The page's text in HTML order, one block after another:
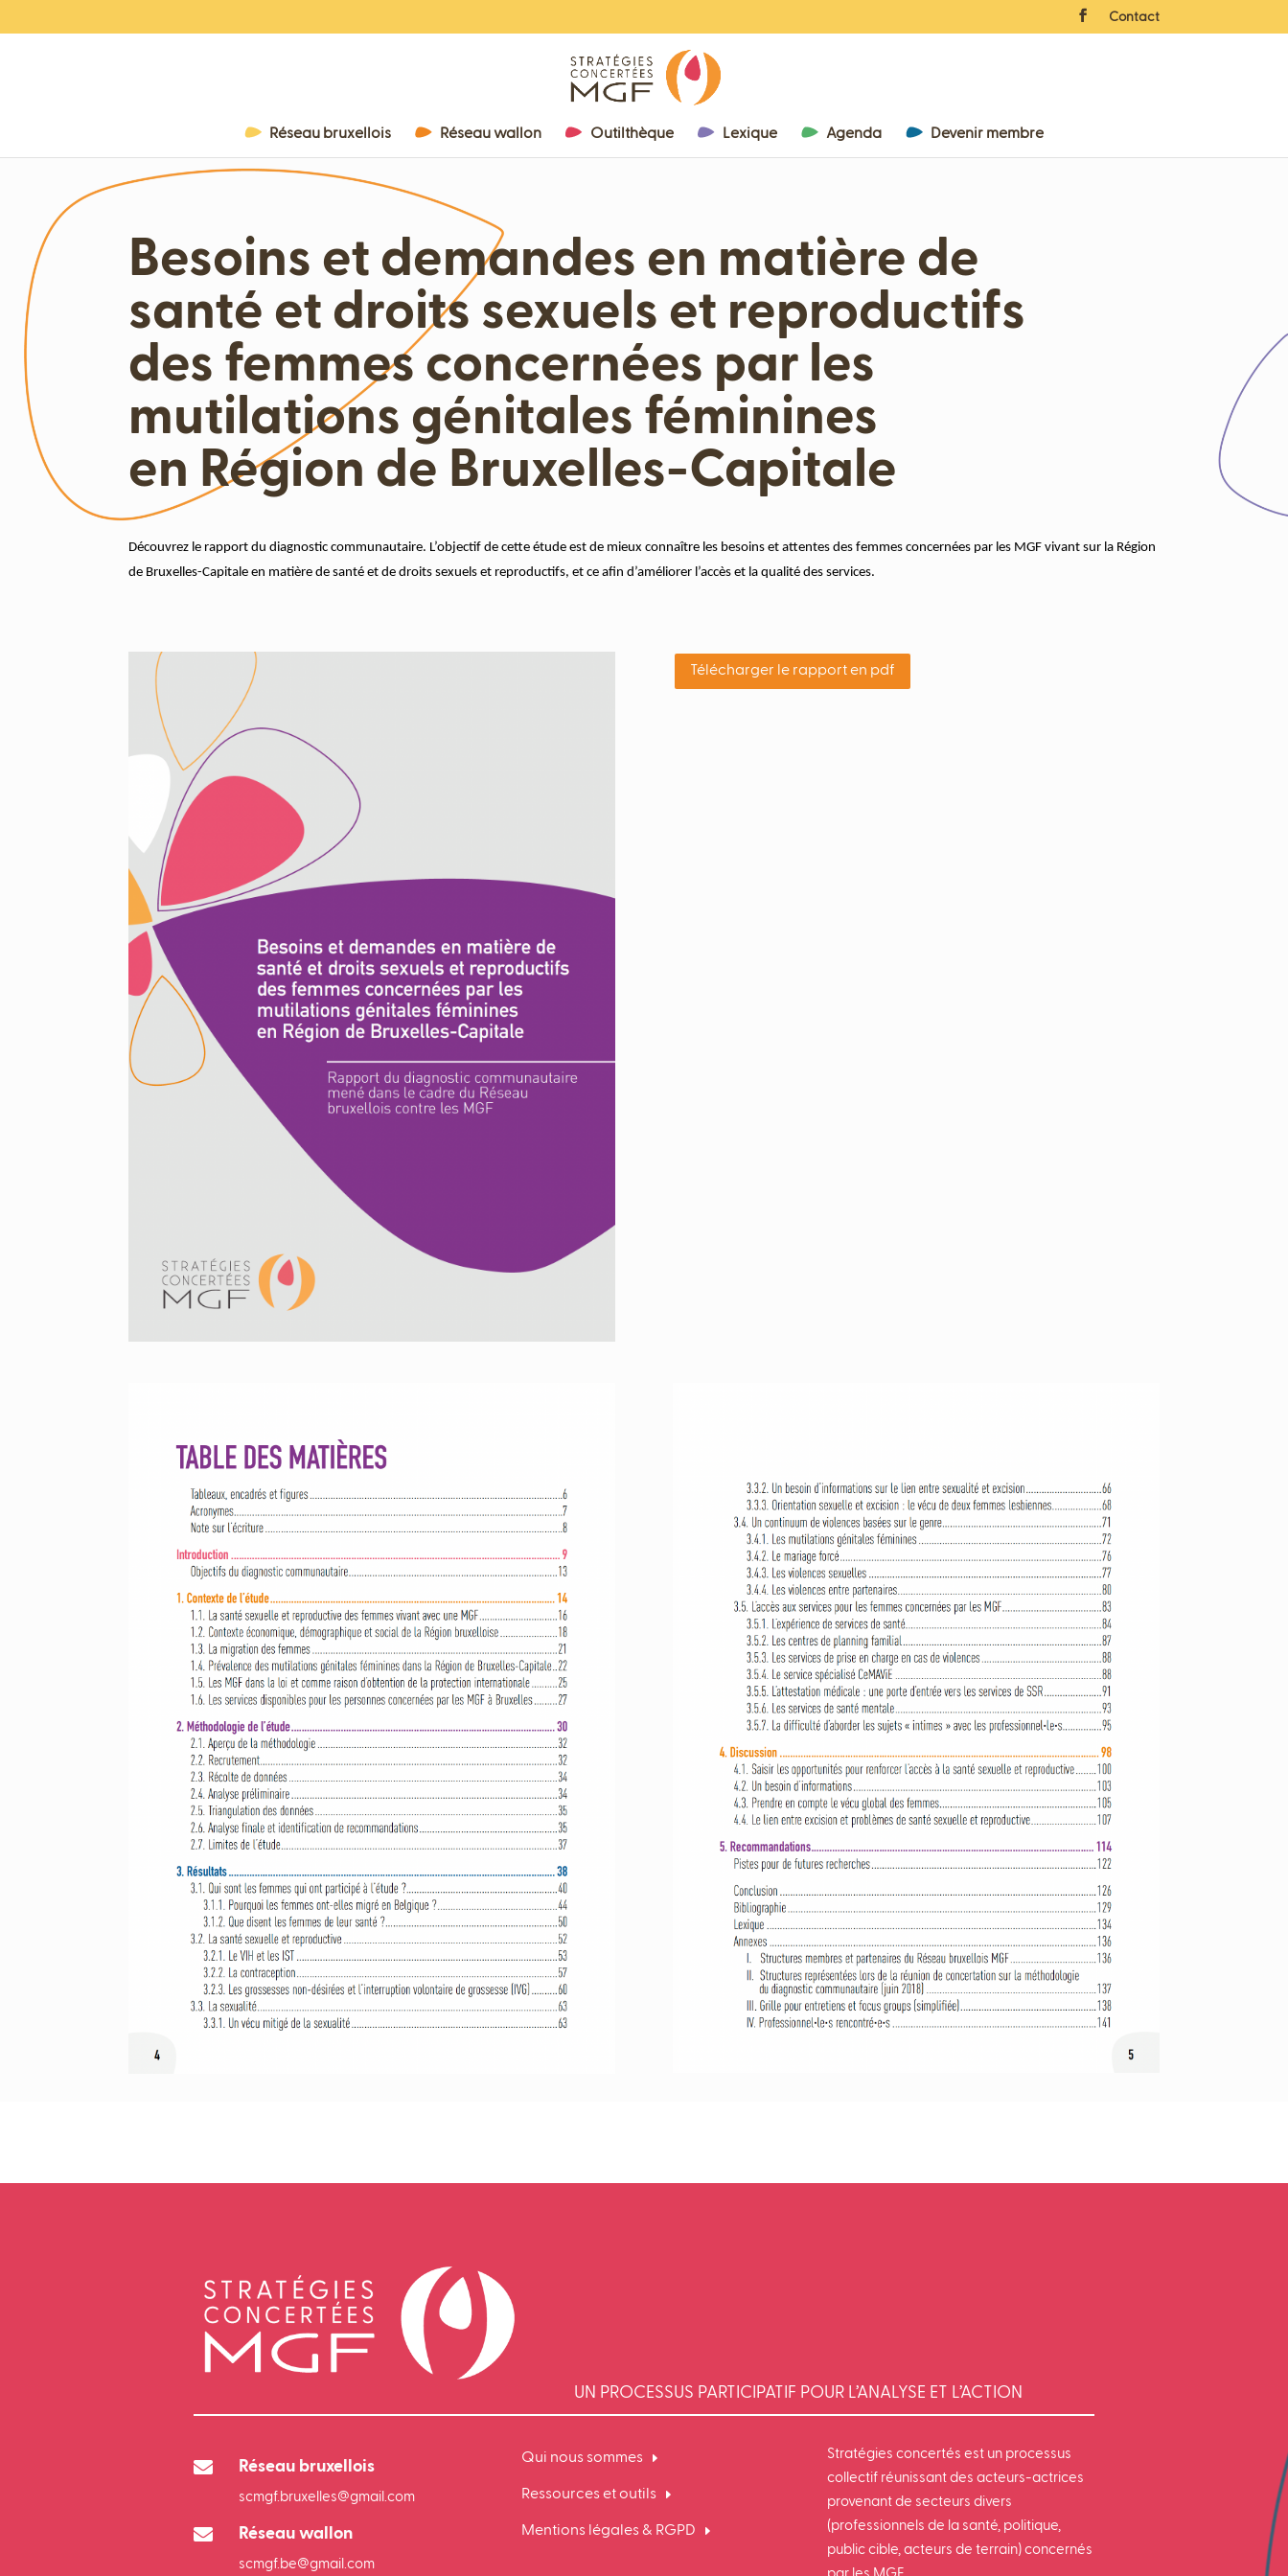
Contact
Réseau bruxellois Réseau wallon Outilthèque Lexique Agenda Devenir membre
Besoins et demandes en matière de
santé et droits sexuels et reproductifs
des femmes concernées par les
mutilations génitales féminines
en Région de Bruxelles-Capitale
Découvrez le rapport du diagnostic communautaire. L’objectif de cette étude est de mieux connaître les besoins et attentes des femmes concernées par les MGF vivant sur la Région
de Bruxelles-Capitale en matière de santé et de droits sexuels et reproductifs, et ce afin d’améliorer l’accès et la qualité des services.
Télécharger le rapport en pdf
UN PROCESSUS PARTICIPATIF POUR L’ANALYSE ET L’ACTION
 Réseau bruxellois
scmgf.bruxelles@gmail.com
 Réseau wallon
scmgf.be@gmail.com
Qui nous sommes
Ressources et outils
Mentions légales & RGPD
Stratégies concertés est un processus
collectif réunissant des acteurs-actrices
provenant de secteurs divers
(professionnels de la santé, politique,
public cible, acteurs de terrain) concernés